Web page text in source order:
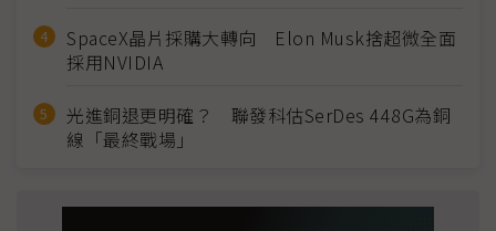
SpaceX晶片採購大轉向 Elon Musk捨超微全面
採用NVIDIA
光進銅退更明確？ 聯發科估SerDes 448G為銅
線「最終戰場」